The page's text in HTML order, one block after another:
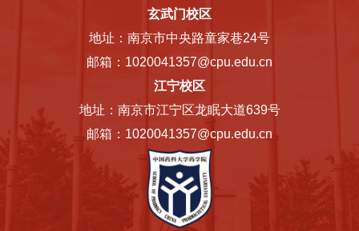
玄武门校区
地址：南京市中央路童家巷24号
邮箱：1020041357@cpu.edu.cn
江宁校区
地址：南京市江宁区龙眠大道639号
邮箱：1020041357@cpu.edu.cn